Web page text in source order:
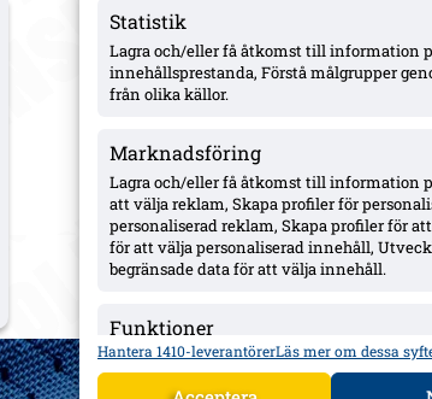
Statistik
Lagra och/eller få åtkomst till information
innehållsprestanda, Förstå målgrupper
från olika källor.
Marknadsföring
Lagra och/eller få åtkomst till information
att välja reklam, Skapa profiler för
personaliserad reklam, Skapa profiler för
för att välja personaliserad innehåll,
begränsade data för att välja innehåll.
Funktioner
Matchar och kombinerar data från andra
Identifierar enheter baserat på
Hantera 1410-leverantörerLäs mer om dessa